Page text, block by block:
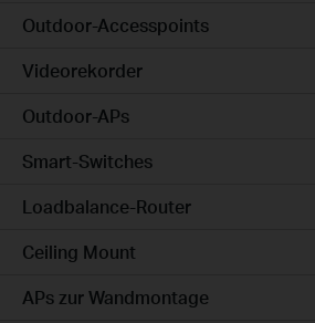
Outdoor-Accesspoints
Videorekorder
Outdoor-APs
Smart-Switches
Loadbalance-Router
Ceiling Mount
APs zur Wandmontage